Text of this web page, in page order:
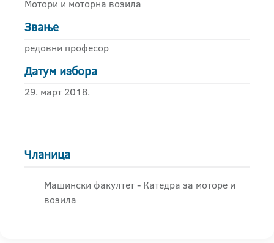
Мотори и моторна возила
Звање
редовни професор
Датум избора
29. март 2018.
Чланица
Машински факултет - Катедра за моторе и
возила